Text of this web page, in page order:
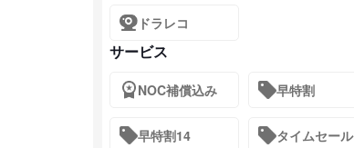
ドラレコ
サービス
NOC補償込み 早特割
早特割14 タイムセール